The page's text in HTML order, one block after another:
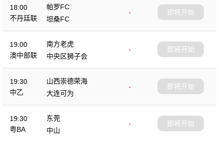
18:00
不丹廷联
帕罗FC
-
坦桑FC
即将开始
19:00
澳中部联
南方老虎
-
中央区狮子会
即将开始
19:30
中乙
山西崇德荣海
-
大连可为
即将开始
19:30
粤BA
东莞
-
中山
即将开始